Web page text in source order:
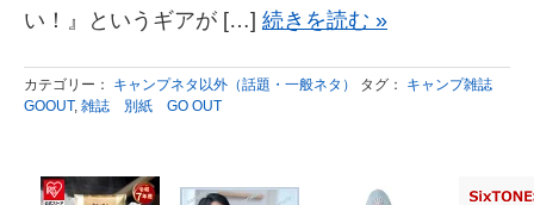
い！』というギアが […] 続きを読む »
カテゴリー： キャンプネタ以外（話題・一般ネタ） タグ： キャンプ雑誌
GOOUT, 雑誌 別紙 GO OUT